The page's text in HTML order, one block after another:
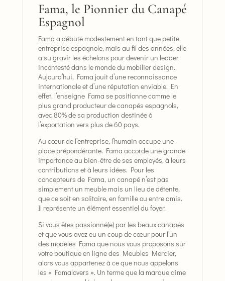
Fama, le Pionnier du Canapé
Espagnol
Fama a débuté modestement en tant que petite
entreprise espagnole, mais au fil des années, elle
a su gravir les échelons pour devenir un leader
incontesté dans le monde du mobilier design.
Aujourd’hui, Fama jouit d’une reconnaissance
internationale et d’une réputation enviable. En
effet, l’enseigne Fama se positionne comme le
plus grand producteur de canapés espagnols,
avec 80% de sa production destinée à
l’exportation vers plus de 60 pays.
Au cœur de l’entreprise, l’humain occupe une
place prépondérante. Fama accorde une grande
importance au bien-être de ses employés, à leurs
contributions et à leurs idées. Pour les
concepteurs de Fama, un canapé n’est pas
simplement un meuble mais un lieu de détente,
que ce soit en solitaire, en famille ou entre amis.
Il représente un élément essentiel du foyer.
Si vous êtes passionné(e) par les beaux canapés
et que vous avez eu un coup de cœur pour l’un
des modèles Fama que nous vous proposons sur
votre boutique en ligne des Meubles Mercier,
alors vous appartenez à ce que nous appelons
les « Famalovers ». Un terme que la marque aime